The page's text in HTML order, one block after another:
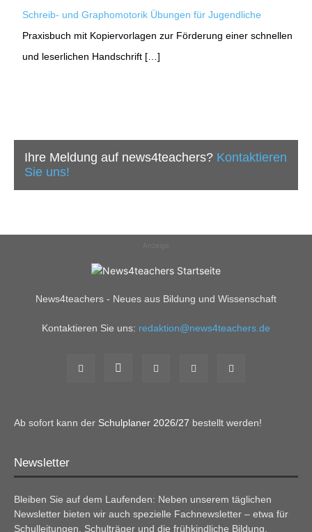
Schreib- und Graphomotorik Übungen für Jugendliche
Praxisbuch mit Kopiervorlagen zur Förderung einer schnellen
und leserlichen Handschrift […]
Ihre Meldung auf news4teachers? Kontaktieren
Sie uns!
News4teachers - Neues aus Bildung und Wissenschaft
Kontaktieren Sie uns: redaktion@news4teachers.de
Ab sofort kann der Schulplaner 2026/27 bestellt werden!
Newsletter
Bleiben Sie auf dem Laufenden: Neben unserem täglichen
Newsletter bieten wir auch spezielle Fachnewsletter – etwa für
Schulleitungen, Schulträger und die frühkindliche Bildung.